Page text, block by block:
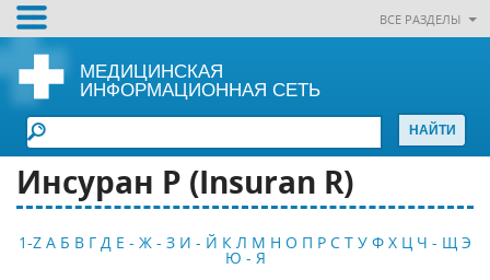
ВСЕ РАЗДЕЛЫ
МЕДИЦИНСКАЯ
ИНФОРМАЦИОННАЯ СЕТЬ
Инсуран Р (Insuran R)
1-Z А Б В Г Д Е - Ж - З И - Й К Л М Н О П Р С Т У Ф Х Ц Ч - Щ Э
Ю - Я